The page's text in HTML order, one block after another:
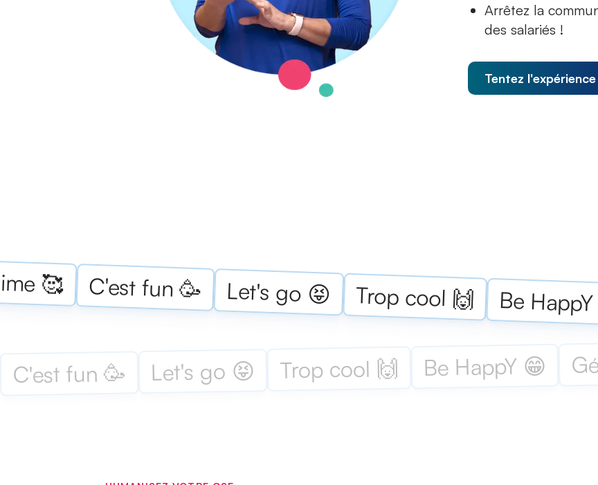
Arrêtez la
des salariés !
Tentez
🥰 C'est fun 🥳 Let's go 😝 Trop cool 🙌 Be
C'est fun 🥳 Let's go 😝 Trop cool 🙌 Be HappY 😁